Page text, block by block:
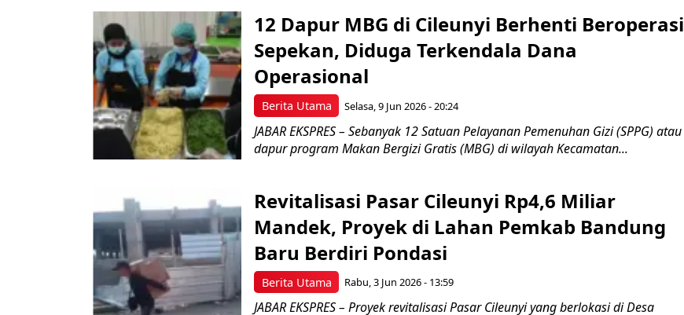
Berita Utama
12 Dapur MBG di Cileunyi Berhenti Beroperasi
Sepekan, Diduga Terkendala Dana
Operasional
Selasa, 9 Jun 2026 - 20:24
JABAR EKSPRES – Sebanyak 12 Satuan Pelayanan Pemenuhan Gizi (SPPG) atau
dapur program Makan Bergizi Gratis (MBG) di wilayah Kecamatan...
Berita Utama
Revitalisasi Pasar Cileunyi Rp4,6 Miliar
Mandek, Proyek di Lahan Pemkab Bandung
Baru Berdiri Pondasi
Rabu, 3 Jun 2026 - 13:59
JABAR EKSPRES – Proyek revitalisasi Pasar Cileunyi yang berlokasi di Desa